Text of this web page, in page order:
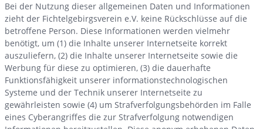
Bei der Nutzung dieser allgemeinen Daten und Informationen
zieht der Fichtelgebirgsverein e.V. keine Rückschlüsse auf die
betroffene Person. Diese Informationen werden vielmehr
benötigt, um (1) die Inhalte unserer Internetseite korrekt
auszuliefern, (2) die Inhalte unserer Internetseite sowie die
Werbung für diese zu optimieren, (3) die dauerhafte
Funktionsfähigkeit unserer informationstechnologischen
Systeme und der Technik unserer Internetseite zu
gewährleisten sowie (4) um Strafverfolgungsbehörden im Falle
eines Cyberangriffes die zur Strafverfolgung notwendigen